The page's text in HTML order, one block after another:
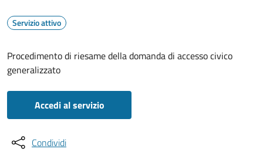
Servizio attivo
Procedimento di riesame della domanda di accesso civico
generalizzato
Accedi al servizio
Condividi